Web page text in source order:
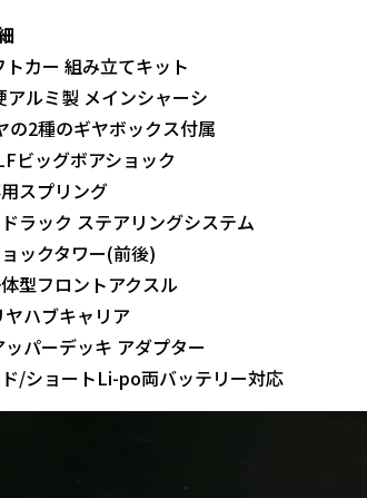
カー 組み立てキット
ルミ製 メインシャーシ
2種のギヤボックス付属
ビッグボアショック
スプリング
ラック ステアリングシステム
ックタワー(前後)
型フロントアクスル
ハブキャリア
パーデッキ アダプター
/ショートLi-po両バッテリー対応